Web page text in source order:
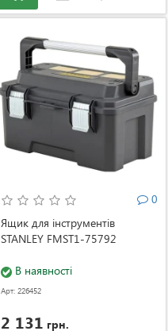
0
Ящик для інструментів
STANLEY FMST1-75792
В наявності
Арт: 226452
2 131 грн.